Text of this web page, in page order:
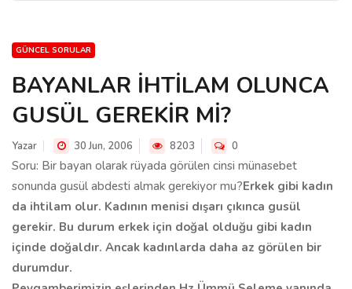
GÜNCEL SORULAR
BAYANLAR İHTİLAM OLUNCA
GUSÜL GEREKİR Mİ?
Yazar 30 Jun, 2006 8203 0
Soru: Bir bayan olarak rüyada görülen cinsi münasebet
sonunda gusül abdesti almak gerekiyor mu?Erkek gibi kadın
da ihtilam olur. Kadının menisi dışarı çıkınca gusül
gerekir. Bu durum erkek için doğal olduğu gibi kadın
içinde doğaldır. Ancak kadınlarda daha az görülen bir
durumdur.